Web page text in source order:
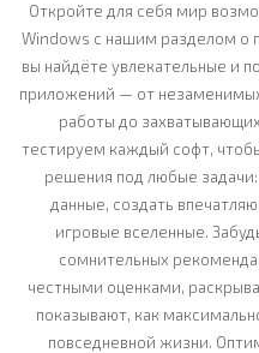
Откройте для себя мир
Windows с нашим разделом о
вы найдёте увлекательные и
приложений — от
работы до
тестируем каждый софт,
решения под любые
данные, создать
игровые вселенные.
сомнительных
честными оценками,
показывают, как
повседневной жизни.